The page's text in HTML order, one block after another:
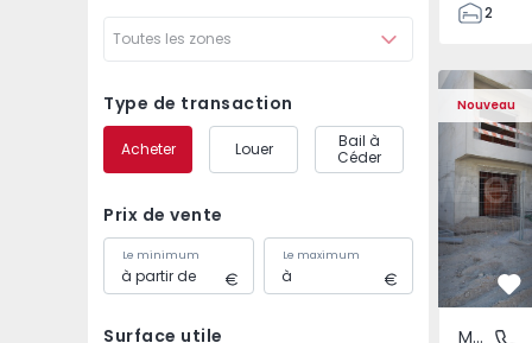
Toutes les zones
Type de transaction
Acheter Louer
Bail à
Céder
Prix de vente
Le minimum Le maximum
Surface utile
2
70
82
1
2
Nouveau
Maison Jumelée T3
Maison
Maison Jumelée